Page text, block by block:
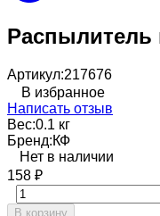
Распылитель
Артикул:217676
В избранное
Написать отзыв
Вес:0.1 кг
Бренд:КФ
Нет в наличии
158 ₽
В корзину